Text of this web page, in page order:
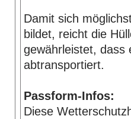
Damit sich
bildet, reicht die
gewährleistet, dass
abtransportiert.
Passform-Infos:
Diese